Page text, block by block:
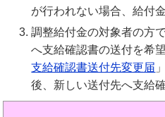
が行われない場合、給付
調整給付金の対象者の方
へ支給確認書の送付を希
支給確認書送付先変更届
後、新しい送付先へ支給